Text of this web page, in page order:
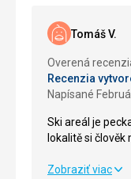
Tomáš V.
Overená
Recenzia
Napísané
Ski areál je
lokalitě si člověk
Ski areál je
Zobraziť viac